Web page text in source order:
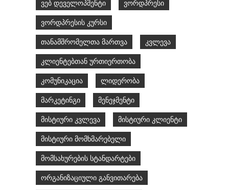
ვებ დეველოპმენტი ვორდპრესი
ვორდპრესის კურსი
თანამშრომელთა მართვა კვლევა
კლიენტებთან ურთიერთობა
კომუნიკაცია ლიდერობა
მარკეტინგი მენეჯმენტი
მისტიური კვლევა მისტიური კლიენტი
მისტიური მომხმარებელი
მომსახურების სტანდარტები
ორგანიზაციული განვითარება